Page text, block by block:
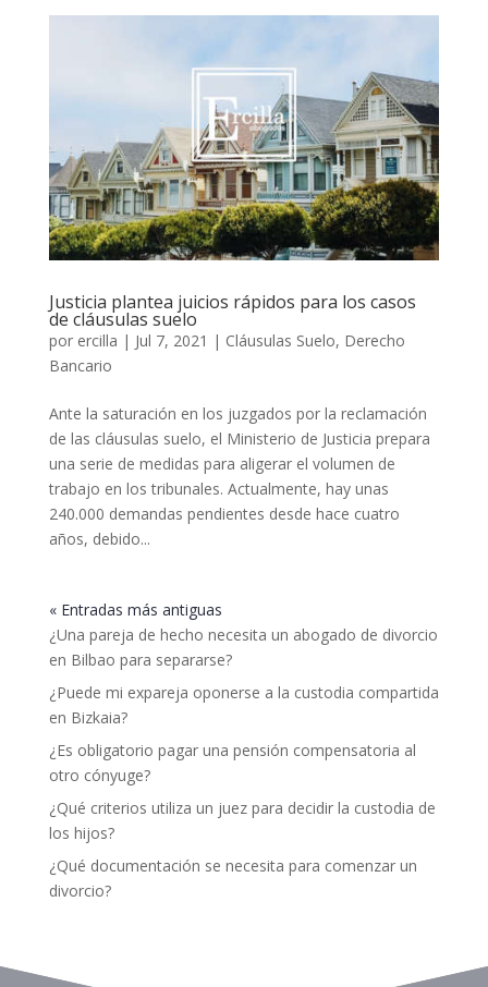
Justicia plantea juicios rápidos para los casos
de cláusulas suelo
por ercilla | Jul 7, 2021 | Cláusulas Suelo, Derecho
Bancario
Ante la saturación en los juzgados por la reclamación
de las cláusulas suelo, el Ministerio de Justicia prepara
una serie de medidas para aligerar el volumen de
trabajo en los tribunales. Actualmente, hay unas
240.000 demandas pendientes desde hace cuatro
años, debido...
« Entradas más antiguas
¿Una pareja de hecho necesita un abogado de divorcio
en Bilbao para separarse?
¿Puede mi expareja oponerse a la custodia compartida
en Bizkaia?
¿Es obligatorio pagar una pensión compensatoria al
otro cónyuge?
¿Qué criterios utiliza un juez para decidir la custodia de
los hijos?
¿Qué documentación se necesita para comenzar un
divorcio?